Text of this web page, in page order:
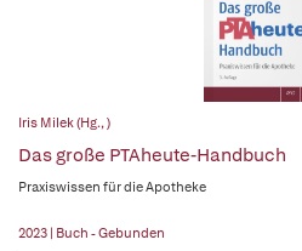
Iris Milek (Hg., )
Das große PTAheute-Handbuch
Praxiswissen für die Apotheke
2023 | Buch - Gebunden